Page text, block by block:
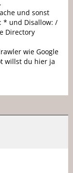
und sonst
* und Disallow: /
Directory
wie Google
willst du hier ja